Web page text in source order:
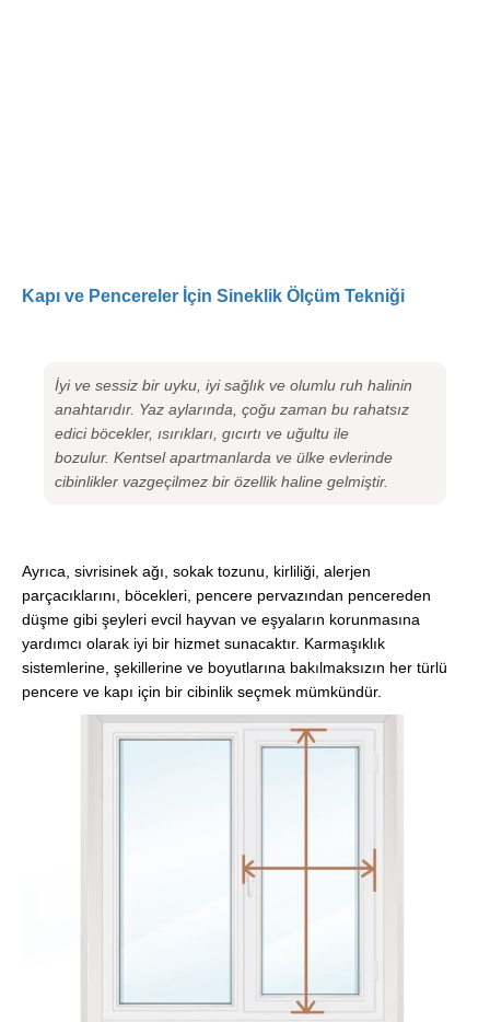
Kapı ve Pencereler İçin Sineklik Ölçüm Tekniği
İyi ve sessiz bir uyku, iyi sağlık ve olumlu ruh halinin
anahtarıdır. Yaz aylarında, çoğu zaman bu rahatsız
edici böcekler, ısırıkları, gıcırtı ve uğultu ile
bozulur. Kentsel apartmanlarda ve ülke evlerinde
cibinlikler vazgeçilmez bir özellik haline gelmiştir.
Ayrıca, sivrisinek ağı, sokak tozunu, kirliliği, alerjen
parçacıklarını, böcekleri, pencere pervazından pencereden
düşme gibi şeyleri evcil hayvan ve eşyaların korunmasına
yardımcı olarak iyi bir hizmet sunacaktır. Karmaşıklık
sistemlerine, şekillerine ve boyutlarına bakılmaksızın her türlü
pencere ve kapı için bir cibinlik seçmek mümkündür.